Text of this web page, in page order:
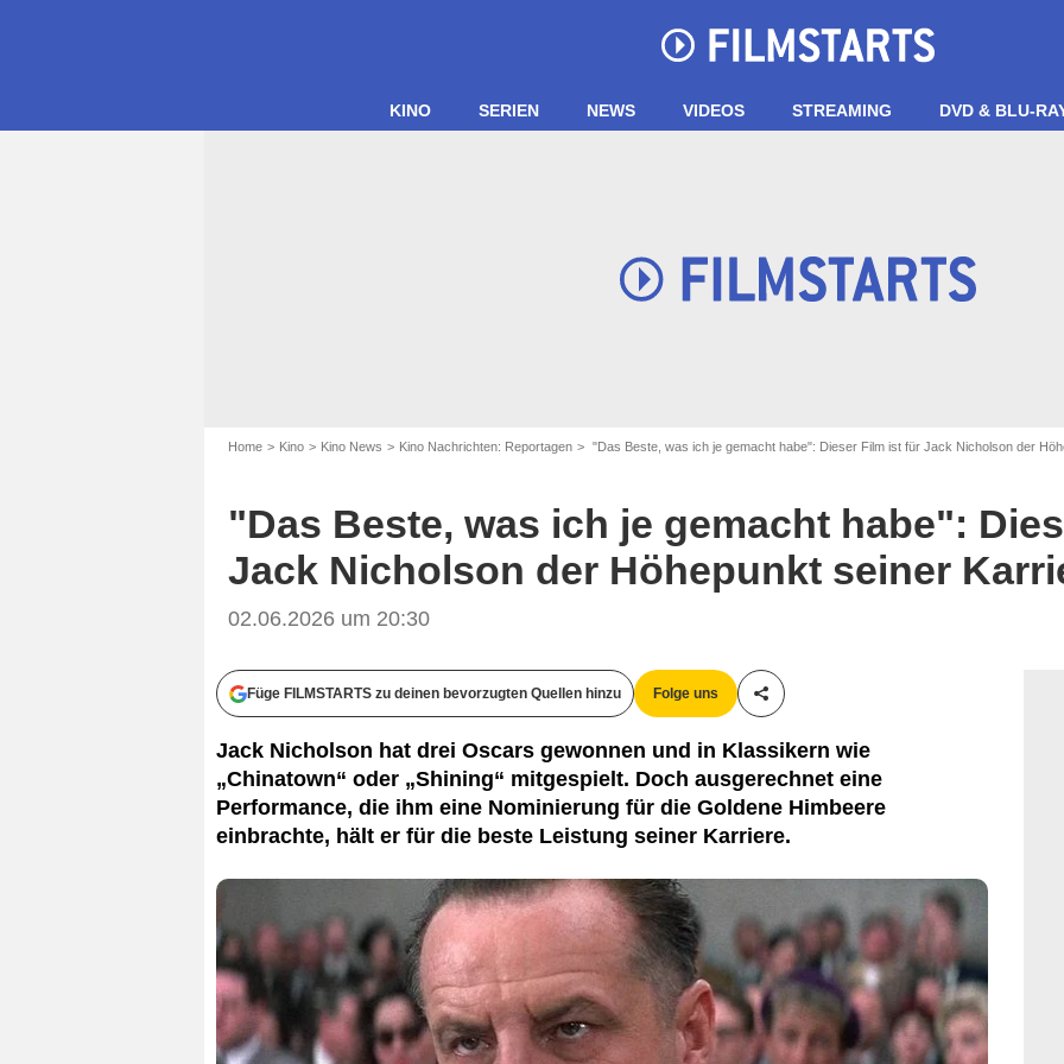
KINO SERIEN NEWS VIDEOS STREAMING DVD & BLU-
Home Kino Kino News Kino Nachrichten: Reportagen "Das Beste, was ich je gemacht habe": Dieser Film ist für Jack Nicholson der
"Das Beste, was ich je gemacht habe":
Jack Nicholson der Höhepunkt seiner
02.06.2026 um 20:30
Füge FILMSTARTS zu deinen bevorzugten Quellen hinzu Folge uns
Teile diesen Artikel
Jack Nicholson hat drei Oscars gewonnen und in Klassikern wie
„Chinatown“ oder „Shining“ mitgespielt. Doch ausgerechnet eine
Performance, die ihm eine Nominierung für die Goldene Himbeere
einbrachte, hält er für die beste Leistung seiner Karriere.
Warner Bros.